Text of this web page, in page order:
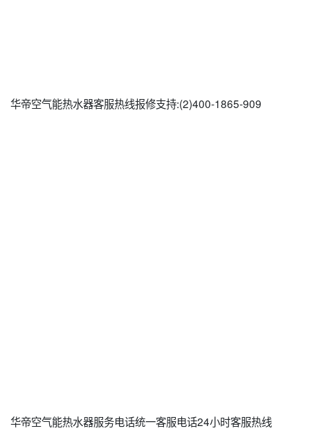
华帝空气能热水器客服热线报修支持:(2)400-1865-909
华帝空气能热水器服务电话统一客服电话24小时客服热线